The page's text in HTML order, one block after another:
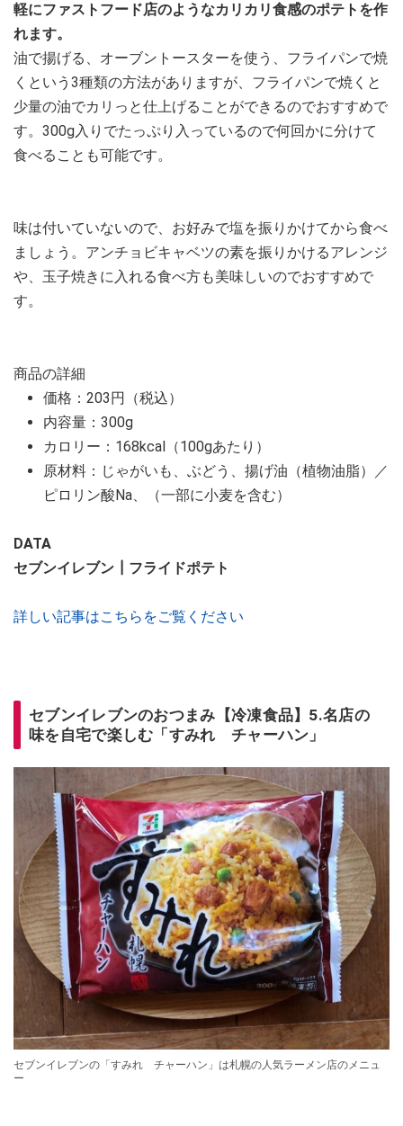
軽にファストフード店のようなカリカリ食感のポテトを作
れます。
油で揚げる、オーブントースターを使う、フライパンで焼
くという3種類の方法がありますが、フライパンで焼くと
少量の油でカリっと仕上げることができるのでおすすめで
す。300g入りでたっぷり入っているので何回かに分けて
食べることも可能です。
味は付いていないので、お好みで塩を振りかけてから食べ
ましょう。アンチョビキャベツの素を振りかけるアレンジ
や、玉子焼きに入れる食べ方も美味しいのでおすすめで
す。
商品の詳細
価格：203円（税込）
内容量：300g
カロリー：168kcal（100gあたり）
原材料：じゃがいも、ぶどう、揚げ油（植物油脂）／
ピロリン酸Na、（一部に小麦を含む）
DATA
セブンイレブン┃フライドポテト
詳しい記事はこちらをご覧ください
セブンイレブンのおつまみ【冷凍食品】5.名店の
味を自宅で楽しむ「すみれ チャーハン」
セブンイレブンの「すみれ チャーハン」は札幌の人気ラーメン店のメニュ
ー